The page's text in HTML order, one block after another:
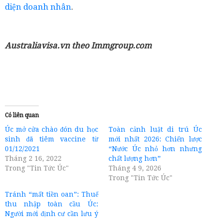
diện doanh nhân.
Australiavisa.vn theo Immgroup.com
Có liên quan
Úc mở cửa chào đón du học
sinh đã tiêm vaccine từ
01/12/2021
Tháng 2 16, 2022
Trong "Tin Tức Úc"
Toàn cảnh luật di trú Úc
mới nhất 2026: Chiến lược
“Nước Úc nhỏ hơn nhưng
chất lượng hơn”
Tháng 4 9, 2026
Trong "Tin Tức Úc"
Tránh “mất tiền oan”: Thuế
thu nhập toàn cầu Úc:
Người mới định cư cần lưu ý